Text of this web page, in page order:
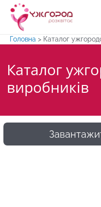
Перейти
вмісту
Головна > Каталог
Каталог
виробників